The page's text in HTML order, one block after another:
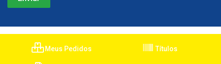
Meus Pedidos Títulos